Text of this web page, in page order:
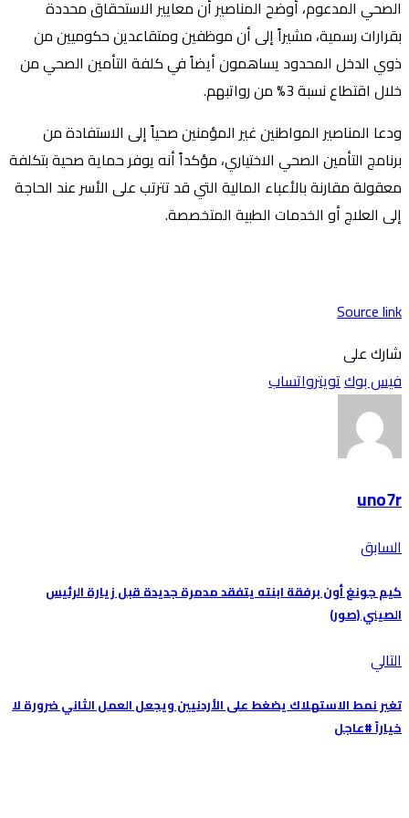
الصحي المدعوم، أوضح المناصير أن معايير الاستحقاق محددة
بقرارات رسمية، مشيراً إلى أن موظفين ومتقاعدين حكوميين من
ذوي الدخل المحدود يساهمون أيضاً في كلفة التأمين الصحي من
خلال اقتطاع نسبة 3% من رواتبهم.
ودعا المناصير المواطنين غير المؤمنين صحياً إلى الاستفادة من
برنامج التأمين الصحي الاختياري، مؤكداً أنه يوفر حماية صحية بتكلفة
معقولة مقارنة بالأعباء المالية التي قد تترتب على الأسر عند الحاجة
إلى العلاج أو الخدمات الطبية المتخصصة.
Source link
شارك على
فيس بوكتويترواتساب
uno7r
السابق
كيم جونغ أون برفقة ابنته يتفقد مدمرة جديدة قبل زيارة الرئيس
الصيني (صور)
التالي
تغير نمط الاستهلاك يضغط على الأردنيين ويجعل العمل الثاني ضرورة لا
خياراً #عاجل